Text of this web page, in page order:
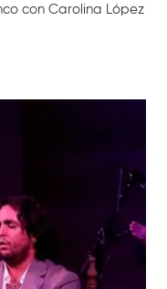
con Carolina López